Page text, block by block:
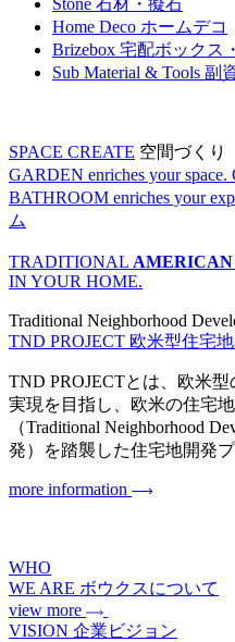
Stone 石材・擬石
Home Deco ホームデコ
Brizebox 宅配ボックス
Sub Material & Tools 副
SPACE CREATE 空間づくり
GARDEN enriches your space.
BATHROOM enriches your
ム
TRADITIONAL AMERICAN
IN YOUR HOME.
Traditional Neighborhood
TND PROJECT 欧米型住宅
TND PROJECTとは、欧米
実現を目指し、欧米の住宅
（Traditional Neighborhood
発）を踏襲した住宅地開発
more information
WHO
WE ARE ボウクスについて
view more
VISION 企業ビジョン